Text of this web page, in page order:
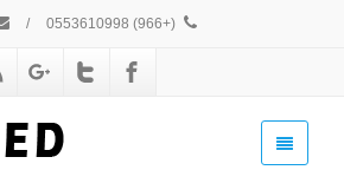
(+966) 0553610998
/